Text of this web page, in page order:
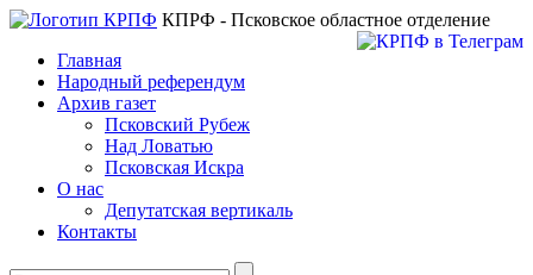
КПРФ - Псковское областное отделение
Главная
Народный референдум
Архив газет
Псковский Рубеж
Над Ловатью
Псковская Искра
О нас
Депутатская вертикаль
Контакты